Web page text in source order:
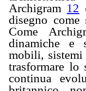
Archigram 12
disegno
Come
dinamiche e
mobili, sistemi
trasformare
continua